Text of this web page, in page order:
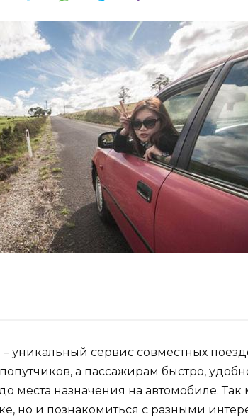
– уникальный сервис совместных
а пассажирам быстро,
места назначения на автомобиле. Так
но и познакомиться с разными